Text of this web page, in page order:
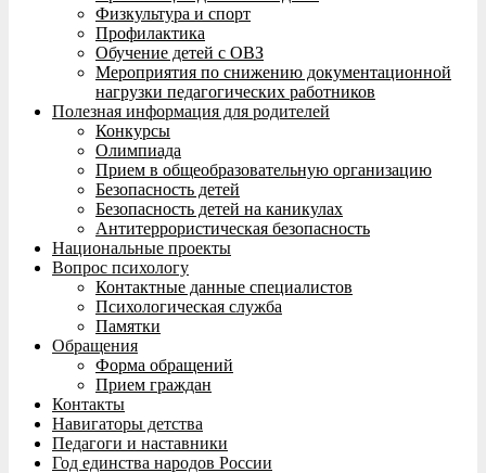
Физкультура и спорт
Профилактика
Обучение детей с ОВЗ
Мероприятия по снижению документационной
нагрузки педагогических работников
Полезная информация для родителей
Конкурсы
Олимпиада
Прием в общеобразовательную организацию
Безопасность детей
Безопасность детей на каникулах
Антитеррористическая безопасность
Национальные проекты
Вопрос психологу
Контактные данные специалистов
Психологическая служба
Памятки
Обращения
Форма обращений
Прием граждан
Контакты
Навигаторы детства
Педагоги и наставники
Год единства народов России